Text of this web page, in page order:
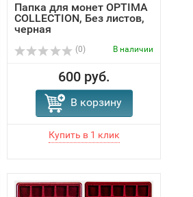
Папка для монет OPTIMA
COLLECTION, Без листов,
черная
(0) В наличии
600 руб.
В корзину